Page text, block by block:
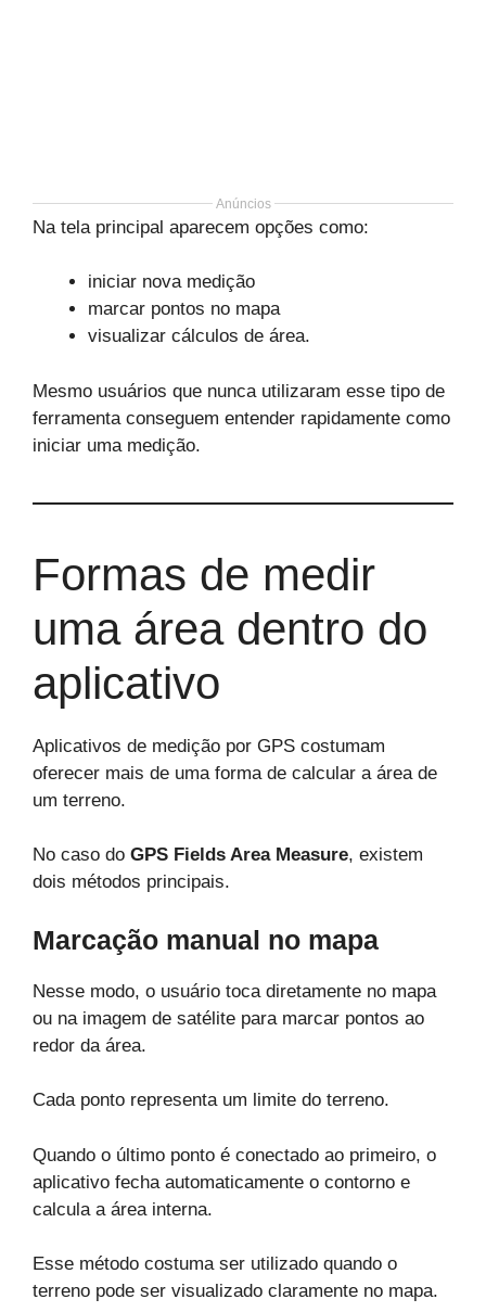
Anúncios
Na tela principal aparecem opções como:
iniciar nova medição
marcar pontos no mapa
visualizar cálculos de área.
Mesmo usuários que nunca utilizaram esse tipo de
ferramenta conseguem entender rapidamente como
iniciar uma medição.
Formas de medir
uma área dentro do
aplicativo
Aplicativos de medição por GPS costumam
oferecer mais de uma forma de calcular a área de
um terreno.
No caso do GPS Fields Area Measure, existem
dois métodos principais.
Marcação manual no mapa
Nesse modo, o usuário toca diretamente no mapa
ou na imagem de satélite para marcar pontos ao
redor da área.
Cada ponto representa um limite do terreno.
Quando o último ponto é conectado ao primeiro, o
aplicativo fecha automaticamente o contorno e
calcula a área interna.
Esse método costuma ser utilizado quando o
terreno pode ser visualizado claramente no mapa.